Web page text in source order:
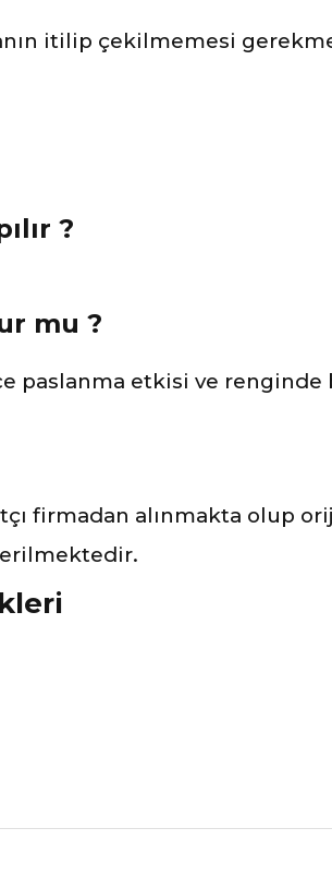
itilip çekilmemesi
?
mu ?
paslanma etkisi ve
firmadan alınmakta olup